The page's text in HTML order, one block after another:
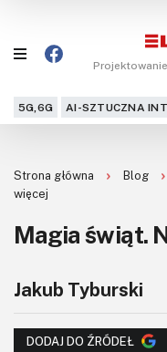
5G,6G AI-SZTUCZNA
Kursy
DIY+
Strona główna Blog
więcej
Magia świąt.
Jakub Tyburski
DODAJ DO ŹRÓDEŁ